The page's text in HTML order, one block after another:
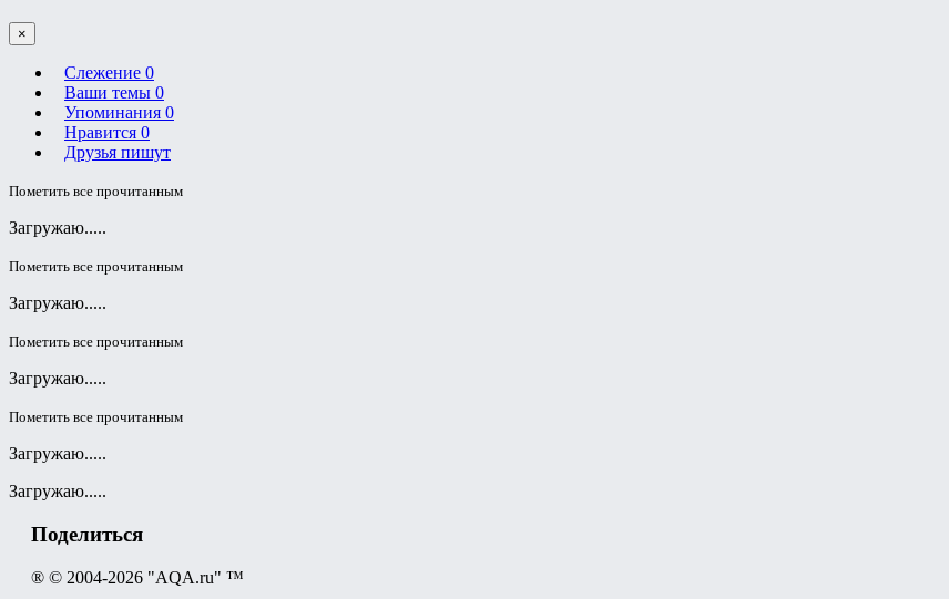
×
Слежение 0
Ваши темы 0
Упоминания 0
Нравится 0
Друзья пишут
Пометить все прочитанным
Загружаю.....
Пометить все прочитанным
Загружаю.....
Пометить все прочитанным
Загружаю.....
Пометить все прочитанным
Загружаю.....
Загружаю.....
Поделиться
® © 2004-2026 "AQA.ru" ™